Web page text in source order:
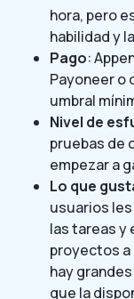
hora, pero
habilidad y
Pago:
Payoneer o
umbral
Nivel de
pruebas de
empezar a
Lo que
usuarios
las tareas y
proyectos a
hay
que la